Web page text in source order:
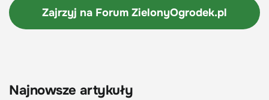
Zajrzyj na Forum ZielonyOgrodek.pl
Najnowsze artykuły